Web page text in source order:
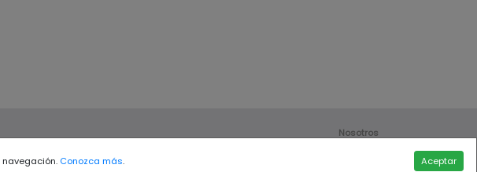
Conozca más. Aceptar
Nosotros